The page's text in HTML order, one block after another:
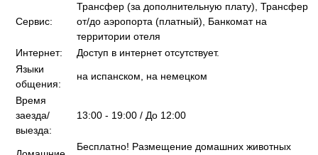
Сервис:
Трансфер (за дополнительную плату), Трансфер
от/до аэропорта (платный), Банкомат на
территории отеля
Интернет:
Доступ в интернет отсутствует.
Языки
общения:
на испанском, на немецком
Время
заезда/
выезда:
13:00 - 19:00 / До 12:00
Бесплатно! Размещение домашних животных